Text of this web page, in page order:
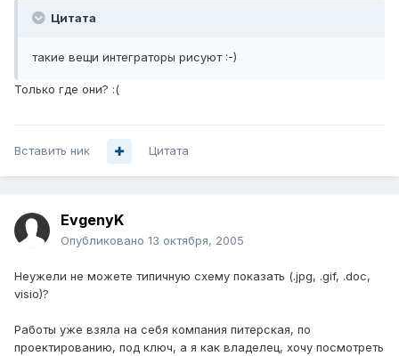
Цитата
такие вещи интеграторы рисуют :-)
Только где они? :(
Вставить ник Цитата
EvgenyK
Опубликовано 13 октября, 2005
Неужели не можете типичную схему показать (.jpg, .gif, .doc,
visio)?
Работы уже взяла на себя компания питерская, по
проектированию, под ключ, а я как владелец, хочу посмотреть